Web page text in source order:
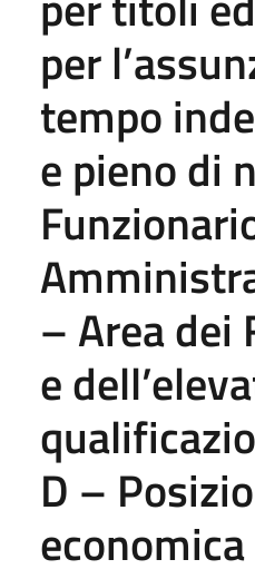
per
tempo
e pieno di
– Area dei
e
D –